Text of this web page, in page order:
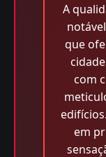
A
que
com
em